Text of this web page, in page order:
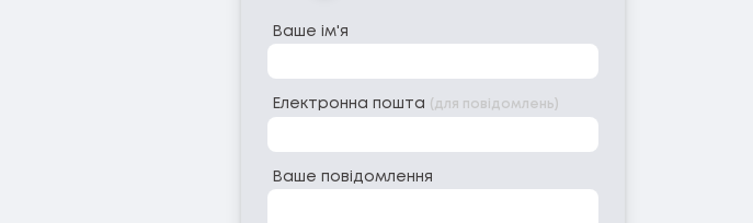
Ваше ім'я
Електронна пошта (для повідомлень)
Ваше повідомлення